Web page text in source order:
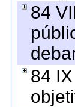
84
84